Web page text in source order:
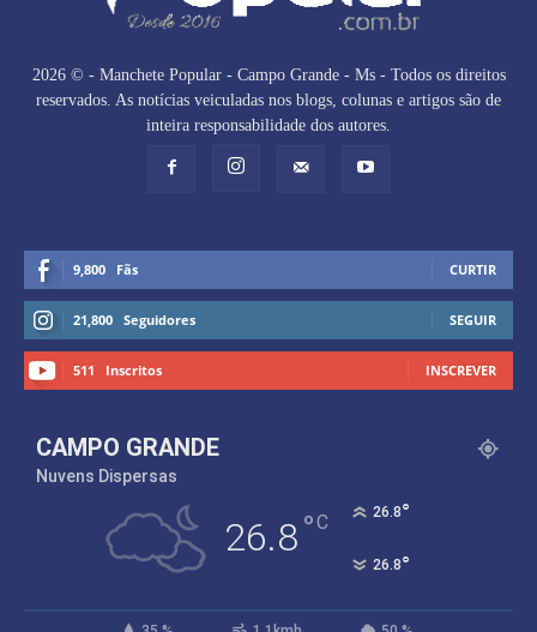
2026 © - Manchete Popular - Campo Grande - Ms - Todos os direitos
reservados. As notícias veiculadas nos blogs, colunas e artigos são de
inteira responsabilidade dos autores.
9,800 Fãs CURTIR
21,800 Seguidores SEGUIR
511 Inscritos INSCREVER
CAMPO GRANDE
Nuvens Dispersas
26.8°C 26.8°
26.8°